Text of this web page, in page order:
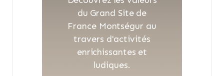
du Grand Site de
France Montségur au
travers d'activités
enrichissantes et
ludiques.